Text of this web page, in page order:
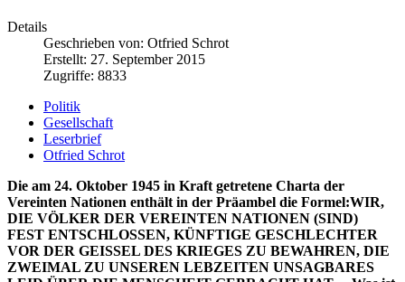
Details
Geschrieben von: Otfried Schrot
Erstellt: 27. September 2015
Zugriffe: 8833
Politik
Gesellschaft
Leserbrief
Otfried Schrot
Die am 24. Oktober 1945 in Kraft getretene Charta der
Vereinten Nationen enthält in der Präambel die Formel:WIR,
DIE VÖLKER DER VEREINTEN NATIONEN (SIND)
FEST ENTSCHLOSSEN, KÜNFTIGE GESCHLECHTER
VOR DER GEISSEL DES KRIEGES ZU BEWAHREN, DIE
ZWEIMAL ZU UNSEREN LEBZEITEN UNSAGBARES